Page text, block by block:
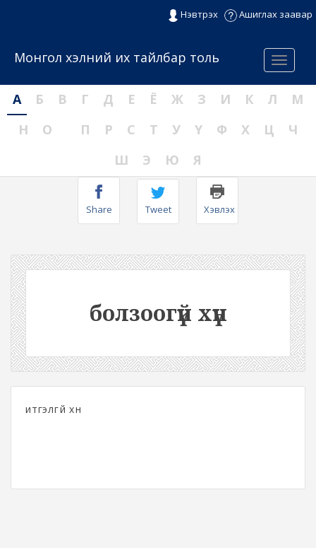
Нэвтрэх Ашиглах заавар
Menu
Монгол хэлний их тайлбар толь
А Б В Г Д Е Ё Ж З И К Л
М
Н
О П Р С Т У Ү Ф Х Ц
Ч
Ш
Э Ю Я
Share Tweet Хэвлэх
болзоогүй хүн
итгэлгүй хүн